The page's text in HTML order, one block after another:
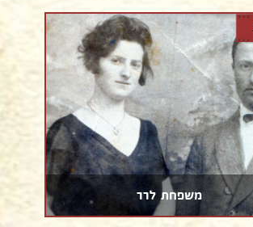
משפחת לרר